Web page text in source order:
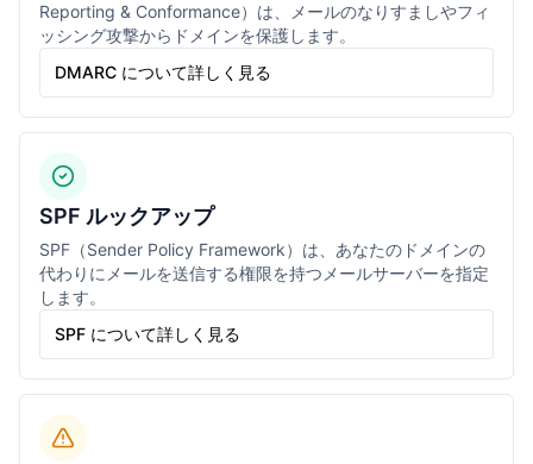
Reporting & Conformance）は、メールのなりすましやフィ
ッシング攻撃からドメインを保護します。
DMARC について詳しく見る
SPF ルックアップ
SPF（Sender Policy Framework）は、あなたのドメインの
代わりにメールを送信する権限を持つメールサーバーを指定
します。
SPF について詳しく見る